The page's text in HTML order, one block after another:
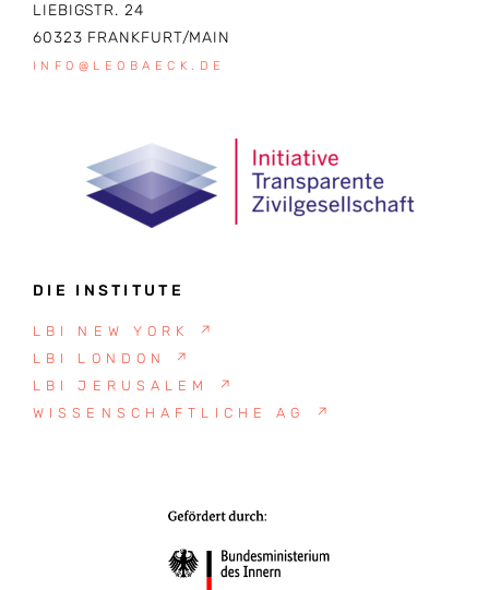
LIEBIGSTR. 24
60323 FRANKFURT/MAIN
INFO@LEOBAECK.DE
DIE INSTITUTE
LBI NEW YORK
↗
LBI LONDON
↗
LBI JERUSALEM
↗
WISSENSCHAFTLICHE AG
↗